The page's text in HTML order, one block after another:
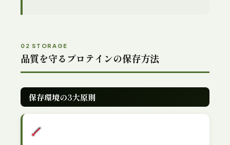
02 STORAGE
品質を守るプロテインの保存方法
保存環境の3大原則